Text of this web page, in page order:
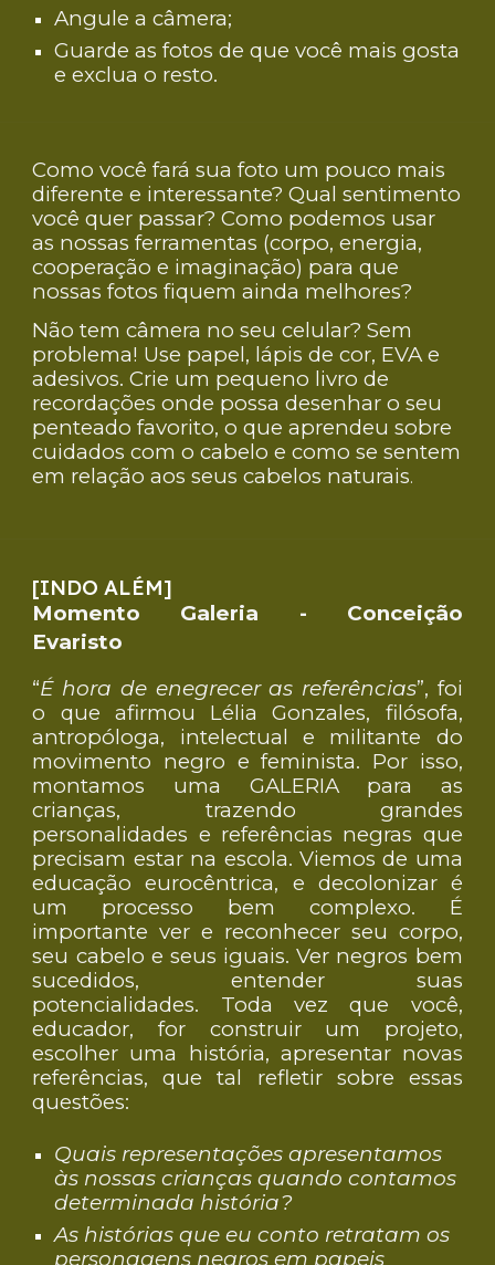
Angule a câmera;
Guarde as fotos de que você mais gosta
e exclua o resto.
Como você fará sua foto um pouco mais
diferente e interessante? Qual sentimento
você quer passar? Como podemos usar
as nossas ferramentas (corpo, energia,
cooperação e imaginação) para que
nossas fotos fiquem ainda melhores?
Não tem câmera no seu celular? Sem
problema! Use papel, lápis de cor, EVA e
adesivos. Crie um pequeno livro de
recordações onde possa desenhar o seu
penteado favorito, o que aprendeu sobre
cuidados com o cabelo e como se sentem
em relação aos seus cabelos naturais.
[INDO ALÉM]
Momento Galeria - Conceição
Evaristo
“É hora de enegrecer as referências”, foi
o que afirmou Lélia Gonzales, filósofa,
antropóloga, intelectual e militante do
movimento negro e feminista. Por isso,
montamos uma GALERIA para as
crianças, trazendo grandes
personalidades e referências negras que
precisam estar na escola. Viemos de uma
educação eurocêntrica, e decolonizar é
um processo bem complexo. É
importante ver e reconhecer seu corpo,
seu cabelo e seus iguais. Ver negros bem
sucedidos, entender suas
potencialidades. Toda vez que você,
educador, for construir um projeto,
escolher uma história, apresentar novas
referências, que tal refletir sobre essas
questões:
Quais representações apresentamos
às nossas crianças quando contamos
determinada história?
As histórias que eu conto retratam os
personagens negros em papeis